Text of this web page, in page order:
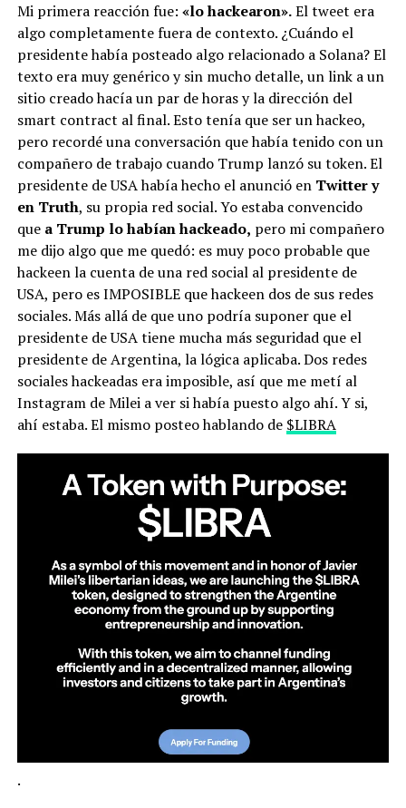
Mi primera reacción fue: «lo hackearon».El tweet era
algo completamente fuera de contexto. ¿Cuándo el
presidente había posteado algo relacionado a Solana? El
texto era muy genérico y sin mucho detalle, un link a un
sitio creado hacía un par de horas y la dirección del
smart contract al final. Esto tenía que ser un hackeo,
pero recordé una conversación que había tenido con un
compañero de trabajo cuando Trump lanzó su token. El
presidente de USA había hecho el anunció en Twitter y
en Truth, su propia red social. Yo estaba convencido
que a Trump lo habían hackeado, pero mi compañero
me dijo algo que me quedó: es muy poco probable que
hackeen la cuenta de una red social al presidente de
USA, pero es IMPOSIBLE que hackeen dos de sus redes
sociales. Más allá de que uno podría suponer que el
presidente de USA tiene mucha más seguridad que el
presidente de Argentina, la lógica aplicaba. Dos redes
sociales hackeadas era imposible, así que me metí al
Instagram de Milei a ver si había puesto algo ahí. Y si,
ahí estaba. El mismo posteo hablando de $LIBRA
.